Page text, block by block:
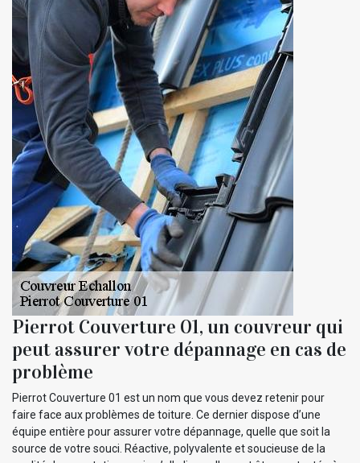
Pierrot Couverture 01, un couvreur qui
peut assurer votre dépannage en cas de
problème
Pierrot Couverture 01 est un nom que vous devez retenir pour
faire face aux problèmes de toiture. Ce dernier dispose d’une
équipe entière pour assurer votre dépannage, quelle que soit la
source de votre souci. Réactive, polyvalente et soucieuse de la